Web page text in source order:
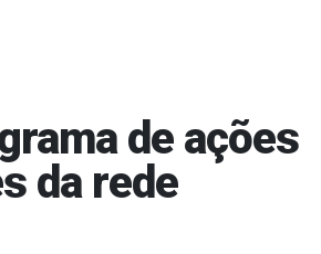
de ações
da rede